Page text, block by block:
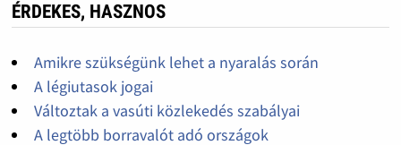
ÉRDEKES, HASZNOS
Amikre szükségünk lehet a nyaralás során
A légiutasok jogai
Változtak a vasúti közlekedés szabályai
A legtöbb borravalót adó országok